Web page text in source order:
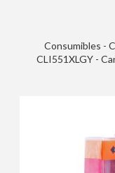
Consumibles -
CLI551XLGY -